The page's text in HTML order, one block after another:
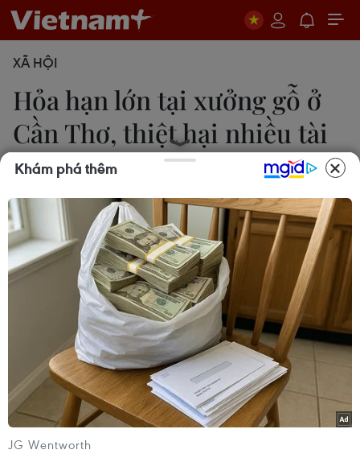
XÃ HỘI
Hỏa hạn lớn tại xưởng gỗ ở
Cần Thơ, thiệt hại nhiều tài
sản
Thanh Liêm
20/05/2023 07:42
Vụ hỏa hoạn xảy ra tại xưởng gỗ ở phường An
Thới, quận Bình Thủy, thành phố Cần Thơ thiêu rụi
hàng trăm mét vuông nhà xưởng nhưng không
gây thiệt hại về người.
Khám phá thêm
JG Wentworth